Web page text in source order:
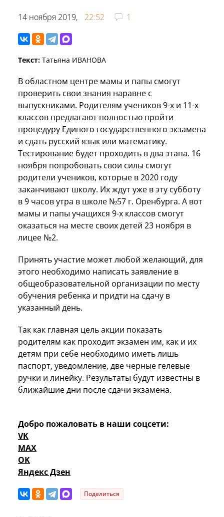
14 ноября 2019, 22:52 1
Текст: Татьяна ИВАНОВА
В областном центре мамы и папы смогут
проверить свои знания наравне с
выпускниками. Родителям учеников 9-х и 11-х
классов предлагают полностью пройти
процедуру Единого государственного экзамена
и сдать русский язык или математику.
Тестирование будет проходить в два этапа. 16
ноября попробовать свои силы смогут
родители учеников, которые в 2020 году
заканчивают школу. Их ждут уже в эту субботу
в 9 часов утра в школе №57 г. Оренбурга. А вот
мамы и папы учащихся 9-х классов смогут
оказаться на месте своих детей 23 ноября в
лицее №2.
Принять участие может любой желающий, для
этого необходимо написать заявление в
общеобразовательной организации по месту
обучения ребенка и придти на сдачу в
указанный день.
Так как главная цель акции показать
родителям как проходит экзамен им, как и их
детям при себе необходимо иметь лишь
паспорт, уведомление, две черные гелевые
ручки и линейку. Результаты будут известны в
ближайшие дни после сдачи экзамена.
Добро пожаловать в наши соцсети:
VK
MAX
OK
Яндекс Дзен
Поделиться